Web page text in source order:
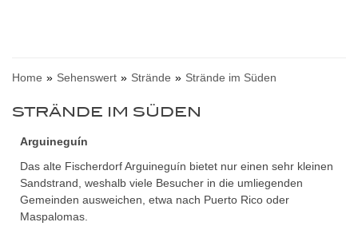
Home Sehenswert Strände Strände im Süden
STRÄNDE IM SÜDEN
Arguineguín
Das alte Fischerdorf Arguineguín bietet nur einen sehr kleinen
Sandstrand, weshalb viele Besucher in die umliegenden
Gemeinden ausweichen, etwa nach Puerto Rico oder
Maspalomas.